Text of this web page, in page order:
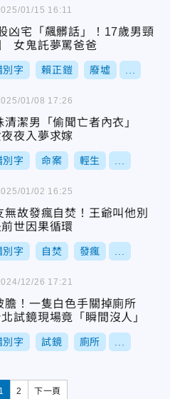
凶宅「飆髒話」！17歲男頸
女鬼託夢罵爸爸
別字 賴正鎧 廢墟
01/15 16:11
清潔男「偷聞亡者內衣」
夜入夢求嫁
別字 命案 輕生
01/08 17:26
無故發瘋自焚！王爺叫他別
世因果循環
別字 自焚 發瘋
01/02 16:25
膽！一隻白色手關掉廁所
試鏡現場竟「瞬間沒人」
別字 試鏡 廁所
12/26 17:21
1 2 下一頁